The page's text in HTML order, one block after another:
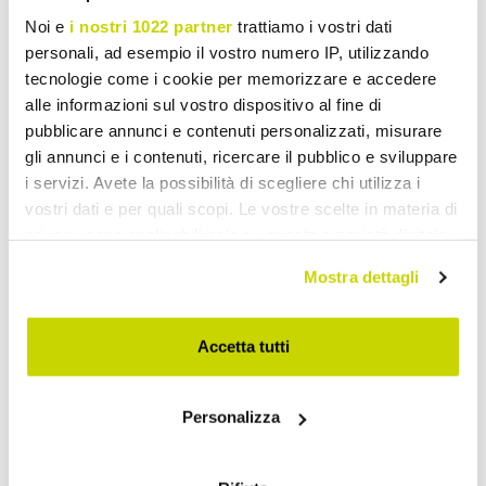
Noi e i nostri 1022 partner trattiamo i vostri dati
personali, ad esempio il vostro numero IP, utilizzando
tecnologie come i cookie per memorizzare e accedere
alle informazioni sul vostro dispositivo al fine di
pubblicare annunci e contenuti personalizzati, misurare
gli annunci e i contenuti, ricercare il pubblico e sviluppare
i servizi. Avete la possibilità di scegliere chi utilizza i
vostri dati e per quali scopi. Le vostre scelte in materia di
modificare o revocare il proprio consenso in qualsiasi
momento dalla Dichiarazione sui cookie o facendo clic
sull'icona di attivazione della privacy.
raccogliere informazioni sulla tua posizione
Mostra dettagli
Accetta tutti
Personalizza
Begrænset tilbud. Gå ikke